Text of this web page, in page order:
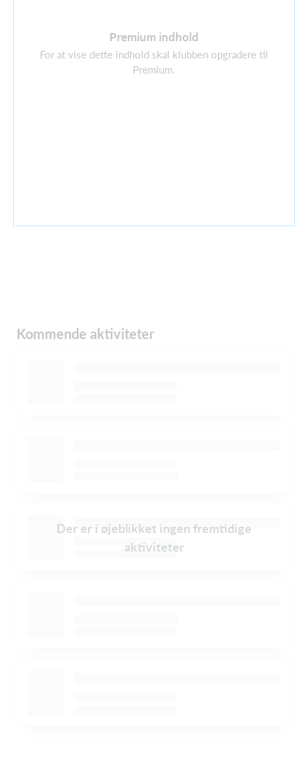
Premium indhold
For at vise dette indhold skal klubben opgradere til
Premium.
Kommende aktiviteter
Der er i øjeblikket ingen fremtidige
aktiviteter